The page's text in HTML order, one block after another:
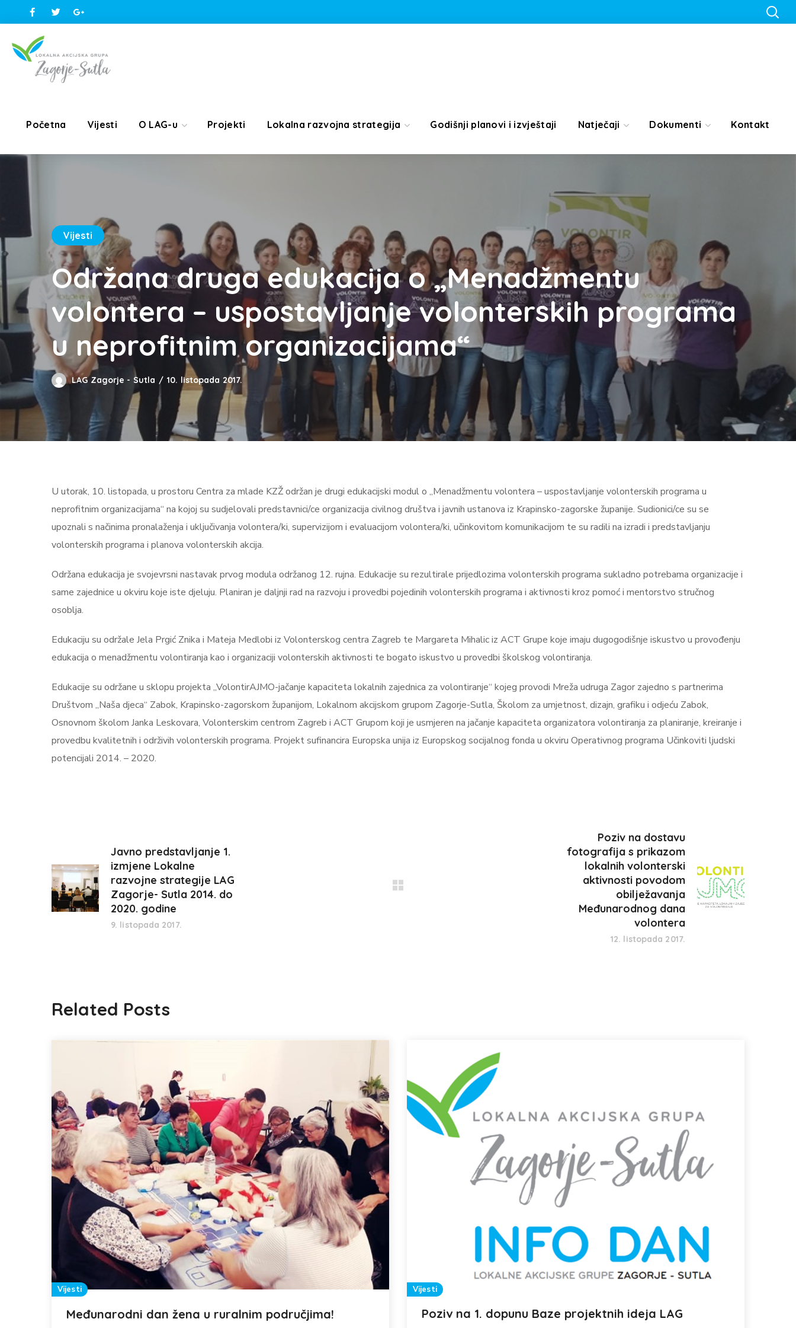
Početna Vijesti O LAG-u Projekti Lokalna razvojna strategija Godišnji planovi i izvještaji Natječaji Dokumenti Kontakt
Vijesti
Održana druga edukacija o „Menadžmentu
volontera – uspostavljanje volonterskih programa
u neprofitnim organizacijama“
LAG Zagorje - Sutla 10. listopada 2017.
U utorak, 10. listopada, u prostoru Centra za mlade KZŽ održan je drugi edukacijski modul o „Menadžmentu volontera – uspostavljanje volonterskih programa u
neprofitnim organizacijama“ na kojoj su sudjelovali predstavnici/ce organizacija civilnog društva i javnih ustanova iz Krapinsko-zagorske županije. Sudionici/ce su se
upoznali s načinima pronalaženja i uključivanja volontera/ki, supervizijom i evaluacijom volontera/ki, učinkovitom komunikacijom te su radili na izradi i predstavljanju
volonterskih programa i planova volonterskih akcija.
Održana edukacija je svojevrsni nastavak prvog modula održanog 12. rujna. Edukacije su rezultirale prijedlozima volonterskih programa sukladno potrebama organizacije i
same zajednice u okviru koje iste djeluju. Planiran je daljnji rad na razvoju i provedbi pojedinih volonterskih programa i aktivnosti kroz pomoć i mentorstvo stručnog
osoblja.
Edukaciju su održale Jela Prgić Znika i Mateja Medlobi iz Volonterskog centra Zagreb te Margareta Mihalic iz ACT Grupe koje imaju dugogodišnje iskustvo u provođenju
edukacija o menadžmentu volontiranja kao i organizaciji volonterskih aktivnosti te bogato iskustvo u provedbi školskog volontiranja.
Edukacije su održane u sklopu projekta „VolontirAJMO-jačanje kapaciteta lokalnih zajednica za volontiranje“ kojeg provodi Mreža udruga Zagor zajedno s partnerima
Društvom „Naša djeca“ Zabok, Krapinsko-zagorskom županijom, Lokalnom akcijskom grupom Zagorje-Sutla, Školom za umjetnost, dizajn, grafiku i odjeću Zabok,
Osnovnom školom Janka Leskovara, Volonterskim centrom Zagreb i ACT Grupom koji je usmjeren na jačanje kapaciteta organizatora volontiranja za planiranje, kreiranje i
provedbu kvalitetnih i održivih volonterskih programa. Projekt sufinancira Europska unija iz Europskog socijalnog fonda u okviru Operativnog programa Učinkoviti ljudski
potencijali 2014. – 2020.
Javno predstavljanje 1.
izmjene Lokalne
razvojne strategije LAG
Zagorje- Sutla 2014. do
2020. godine
9. listopada 2017.
Poziv na dostavu
fotografija s prikazom
lokalnih volonterski
aktivnosti povodom
obilježavanja
Međunarodnog dana
volontera
12. listopada 2017.
Related Posts
Vijesti
Međunarodni dan žena u ruralnim područjima!
Vijesti
Poziv na 1. dopunu Baze projektnih ideja LAG